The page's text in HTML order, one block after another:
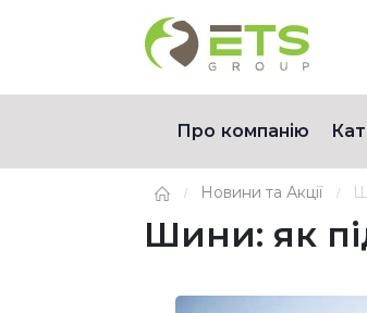
Про компанію
Новини та Акції
Шини: як